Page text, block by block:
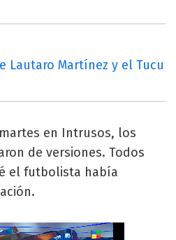
Lautaro Martínez y el Tucu
en Intrusos, los
de versiones. Todos
el futbolista había